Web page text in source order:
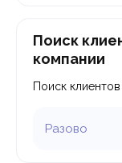
Поиск
компании
Поиск клиентов